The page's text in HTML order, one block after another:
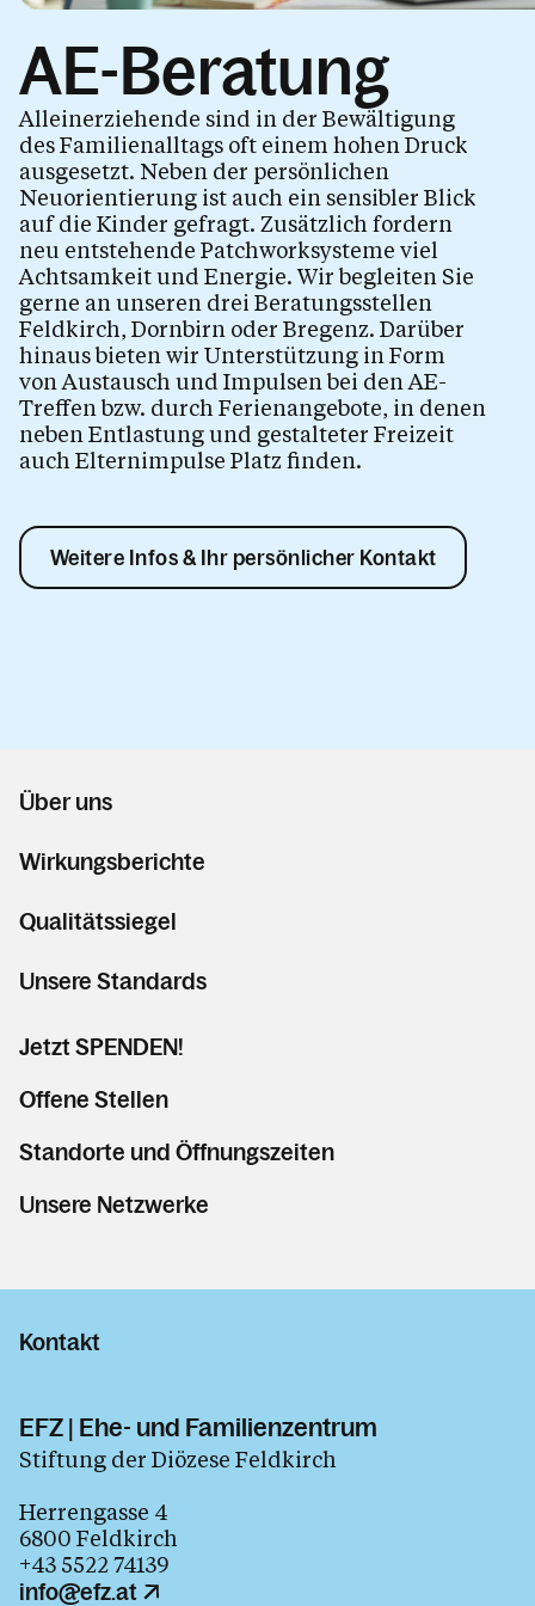
Kinder.Begleitung
Eltern.Bleiben
Allein.Erziehend
AE-Treffen
AE-Beratung
Rechtsberatung
Trennung.Scheidung
Kalender
AE-Beratung
Alleinerziehende sind in der Bewältigung
des Familienalltags oft einem hohen Druck
ausgesetzt. Neben der persönlichen
Neuorientierung ist auch ein sensibler Blick
auf die Kinder gefragt. Zusätzlich fordern
neu entstehende Patchworksysteme viel
Achtsamkeit und Energie. Wir begleiten Sie
gerne an unseren drei Beratungsstellen
Feldkirch, Dornbirn oder Bregenz. Darüber
hinaus bieten wir Unterstützung in Form
von Austausch und Impulsen bei den AE-
Treffen bzw. durch Ferienangebote, in denen
neben Entlastung und gestalteter Freizeit
auch Elternimpulse Platz finden.
Weitere Infos & Ihr persönlicher Kontakt
Über uns
Wirkungsberichte
Qualitätssiegel
Unsere Standards
Jetzt SPENDEN!
Offene Stellen
Standorte und Öffnungszeiten
Unsere Netzwerke
Kontakt
EFZ | Ehe- und Familienzentrum
Stiftung der Diözese Feldkirch
Herrengasse 4
6800 Feldkirch
+43 5522 74139
info@efz.at